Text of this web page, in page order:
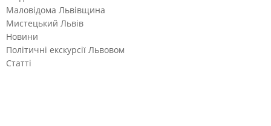
Маловідома Львівщина
Мистецький Львів
Новини
Політичні екскурсії Львовом
Статті